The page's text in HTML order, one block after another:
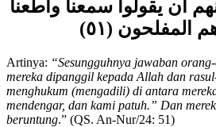
أن يقولوا سمعنا وأطعنا
المفلحون (٥١)
Artinya:“Sesungguhnya jawaban
mereka dipanggil kepada Allah dan
menghukum (mengadili) di antara
mendengar, dan kami patuh.” Dan